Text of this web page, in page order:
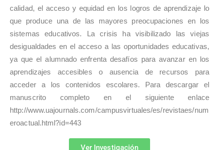
calidad, el acceso y equidad en los logros de aprendizaje lo
que produce una de las mayores preocupaciones en los
sistemas educativos. La crisis ha visibilizado las viejas
desigualdades en el acceso a las oportunidades educativas,
ya que el alumnado enfrenta desafíos para avanzar en los
aprendizajes accesibles o ausencia de recursos para
acceder a los contenidos escolares. Para descargar el
manuscrito completo en el siguiente enlace
http://www.uajournals.com/campusvirtuales/es/revistaes/num
eroactual.html?id=443
Ver Investigación